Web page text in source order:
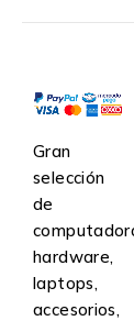
Gran
selección
de
hardware,
laptops,
accesorios,